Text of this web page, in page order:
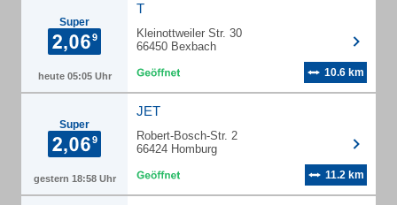
Super
heute 05:05 Uhr
T
Kleinottweiler Str. 30
66450 Bexbach
10.6 km
Super
gestern 18:58 Uhr
JET
Robert-Bosch-Str. 2
66424 Homburg
11.2 km